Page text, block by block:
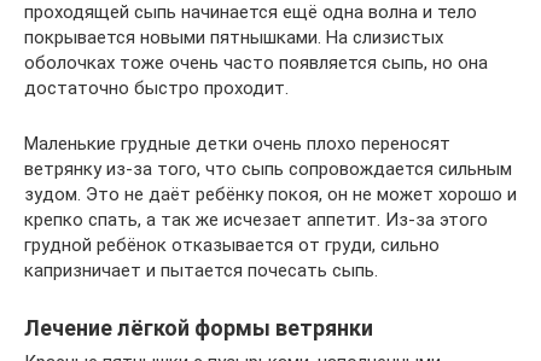
проходящей сыпь начинается ещё одна волна и тело
покрывается новыми пятнышками. На слизистых
оболочках тоже очень часто появляется сыпь, но она
достаточно быстро проходит.
Маленькие грудные детки очень плохо переносят
ветрянку из-за того, что сыпь сопровождается сильным
зудом. Это не даёт ребёнку покоя, он не может хорошо и
крепко спать, а так же исчезает аппетит. Из-за этого
грудной ребёнок отказывается от груди, сильно
капризничает и пытается почесать сыпь.
Лечение лёгкой формы ветрянки